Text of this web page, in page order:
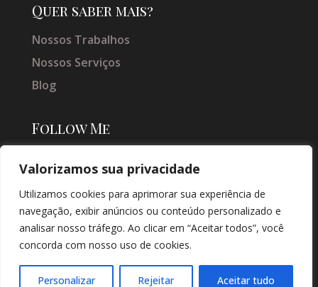
Valorizamos sua privacidade
Utilizamos cookies para aprimorar sua experiência de
navegação, exibir anúncios ou conteúdo personalizado e
analisar nosso tráfego. Ao clicar em “Aceitar todos”, você
concorda com nosso uso de cookies.
Personalizar Rejeitar Aceitar tudo
Quer saber mais?
Nossos Trabalhos
Nossos Serviços
Blog
Follow Me
SOLUÇÕES DIGITAIS |
CRIAÇÃO DE SITES